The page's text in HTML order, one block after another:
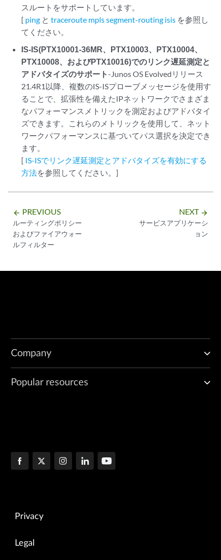
スルートをサポートしています。
[ ping とtraceroute mpls segment-routing isis を参照し
てください。
IS-IS(PTX10001-36MR、PTX10003、PTX10004、
PTX10008、およびPTX10016)でのリンク遅延測定と
アドバタイズのサポート-Junos OS Evolvedリリース
21.4R1以降、複数のIS-ISプローブメッセージを使用す
ることで、拡張性を備えたIPネットワークでさまざま
なパフォーマンスメトリックを測定およびアドバタイ
ズできます。これらのメトリックを使用して、ネット
ワークパフォーマンスに基づいてパス選択を決定でき
ます。
[ IS-ISでリンク遅延測定とアドバタイズを有効にする
方法を参照してください。]
arrow_backward PREVIOUS
ルーティングポリシー
およびファイアウォー
ルフィルター
NEXT arrow_forward
サービスアプリケーシ
ョン
Company
Popular resources
Privacy
Legal